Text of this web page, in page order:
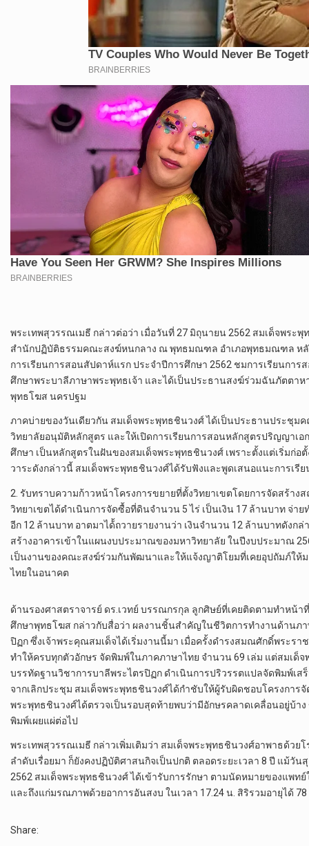
พระเทพสุวรรณเมธี กล่าวต่อว่า เมื่อวันที่ 27 มิถุนายน 2562 สมเด็จพร
สำนักปฏิบัติธรรมคณะสงฆ์หนกลาง ณ พุทธมณฑล อำเภอพุทธมณฑล หลั
การเรียนการสอนสัปดาห์แรก ประจำปีการศึกษา 2562 ชมการเรียนก
ศึกษาพระบาลีภาษาพระพุทธเจ้า และได้เป็นประธานสงฆ์ร่วมฉันภัตตา
พุทธโฆส นครปฐม
ภาคบ่ายของวันเดียวกัน สมเด็จพระพุทธชินวงศ์ ได้เป็นประธานประชุ
วิทยาลัยอนุมัติหลักสูตร และให้เปิดการเรียนการสอนหลักสูตรปริญญาเ
ศึกษา เป็นหลักสูตรในฝันของสมเด็จพระพุทธชินวงศ์ เพราะตั้งแต่เริ่มก่
วาระดังกล่าวนี้ สมเด็จพระพุทธชินวงศ์ได้รับฟังและพูดเสนอแนะการเ
2. รับทราบความก้าวหน้าโครงการขยายที่ตั้งวิทยาเขตโดยการจัดสร้า
วิทยาเขตได้ดำเนินการจัดซื้อที่ดินจำนวน 5 ไร่ เป็นเงิน 17 ล้านบาท จ่
อีก 12 ล้านบาท อาตมาได้้ถวายรายงานว่า เงินจำนวน 12 ล้านบาทดัง
สร้างอาคารเข้าในแผนงบประมาณของมหาวิทยาลัย ในปีงบประมาณ
เป็นงานของคณะสงฆ์ร่วมกันพัฒนาและให้แจ้งญาติโยมที่เคยอุปถัมภ์ให้
ไทยในอนาคต
ด้านรองศาสตราจารย์ ดร.เวทย์ บรรณกรกุล ลูกศิษย์ที่เคยติดตามทำหน้
ศึกษาพุทธโฆส กล่าวกับสื่อว่า ผลงานชิ้นสำคัญในชีวิตการทำงานด้านภ
ปิฏก ซึ่งเจ้าพระคุณสมเด็จได้เริ่มงานนี้มา เมื่อครั้งดำรงสมณศักดิ์พระร
ทำให้ครบทุกตัวอักษร จัดพิมพ์ในภาคภาษาไทย จำนวน 69 เล่ม แต่สมเ
บรรทัดฐานวิชาการบาลีพระไตรปิฏก ดำเนินการปริวรรตแปลจัดพิมพ์เ
จากเลิกประชุม สมเด็จพระพุทธชินวงศ์ได้กำชับให้ผู้รับผิดชอบโครงการ
พระพุทธชินวงศ์ได้ตรวจเป็นรอบสุดท้ายพบว่ามีอักษรคลาดเคลื่อนอยู่บ้
พิมพ์เผยแผ่ต่อไป
พระเทพสุวรรณเมธี กล่าวเพิ่มเติมว่า สมเด็จพระพุทธชินวงศ์อาพาธด้ว
ลำดับเรื่อยมา ก็ยังคงปฏิบัติศาสนกิจเป็นปกติ ตลอดระยะเวลา 8 ปี แม้
2562 สมเด็จพระพุทธชินวงศ์ ได้เข้ารับการรักษา ตามนัดหมายของแพท
และถึงแก่มรณภาพด้วยอาการอันสงบ ในเวลา 17.24 น. สิริรวมอายุได้ 78
Share: